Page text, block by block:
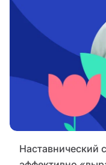
Наставнический